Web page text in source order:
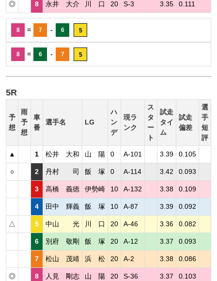
◎ 8 永井 大介 川 口 20 S-3 3.35 0.111
8 = 7 - 6 5
8 = 6 - 7 5
5R
予
想
雨
予
想
車
番
選手名 LG
ハ
ン
デ
現ラ
ンク
ス
タ
ー
ト
試走
タイ
ム
試走
偏差
選
手
短
評
▲ 1 松井 大和 山 陽 0 A-101 3.39 0.105
○ 2 丹村 司 飯 塚 0 A-114 3.42 0.093
3 高橋 義徳 伊勢崎 10 A-132 3.38 0.109
4 田中 輝義 飯 塚 10 A-87 3.39 0.092
△ 5 中山 光 川 口 20 A-46 3.36 0.082
6 別府 敬剛 飯 塚 20 A-12 3.37 0.093
7 松山 茂靖 浜 松 20 A-2 3.38 0.086
◎ 8 人見 剛志 山 陽 20 S-36 3.37 0.103